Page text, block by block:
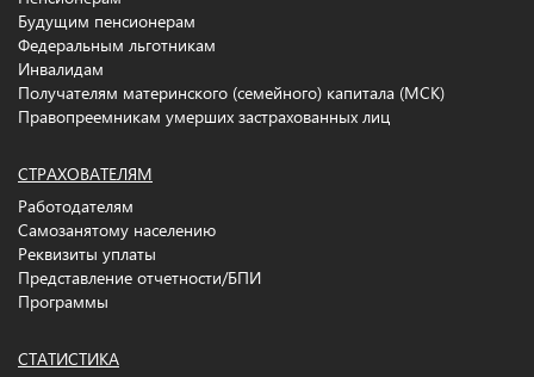
Будущим пенсионерам
Федеральным льготникам
Инвалидам
Получателям материнского (семейного) капитала (МСК)
Правопреемникам умерших застрахованных лиц
СТРАХОВАТЕЛЯМ
Работодателям
Самозанятому населению
Реквизиты уплаты
Представление отчетности/БПИ
Программы
СТАТИСТИКА